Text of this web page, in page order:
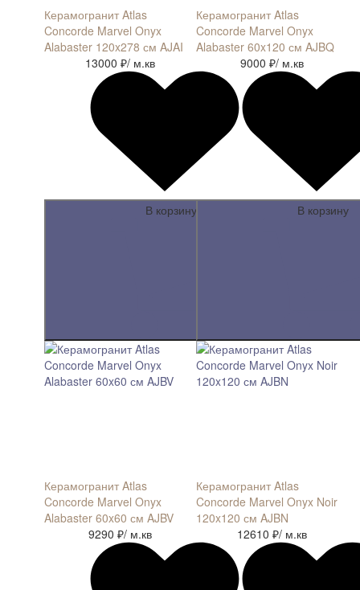
Керамогранит Atlas
Concorde Marvel Onyx
Alabaster 120x278 см AJAI
13000 ₽/ м.кв
В корзину
Керамогранит Atlas
Concorde Marvel Onyx
Alabaster 60x120 см AJBQ
9000 ₽/ м.кв
В корзину
Керамогранит Atlas
Concorde Marvel Onyx
Alabaster 60x60 см AJBV
9290 ₽/ м.кв
Керамогранит Atlas
Concorde Marvel Onyx Noir
120x120 см AJBN
12610 ₽/ м.кв